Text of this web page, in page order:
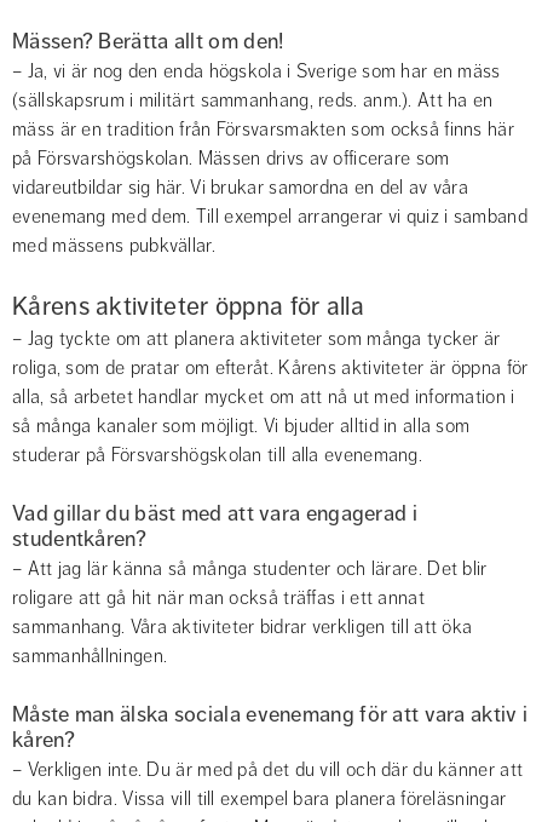
Mässen? Berätta allt om den!
– Ja, vi är nog den enda högskola i Sverige som har en mäss
(sällskapsrum i militärt sammanhang, reds. anm.). Att ha en
mäss är en tradition från Försvarsmakten som också finns här
på Försvarshögskolan. Mässen drivs av officerare som
vidareutbildar sig här. Vi brukar samordna en del av våra
evenemang med dem. Till exempel arrangerar vi quiz i samband
med mässens pubkvällar.
Kårens aktiviteter öppna för alla
– Jag tyckte om att planera ­aktiviteter som många tycker är
roliga, som de pratar om efteråt. Kårens aktiviteter är öppna för
alla, så arbetet handlar mycket om att nå ut med information i
så många kanaler som möjligt. Vi bjuder alltid in alla som
studerar på Försvarshögskolan till alla evenemang.
Vad gillar du bäst med att vara engagerad i
studentkåren?
– Att jag lär känna så många studenter och lärare. Det blir
roligare att gå hit när man också träffas i ett annat
sammanhang. Våra aktiviteter bidrar verkligen till att öka
sammanhållningen.
Måste man älska sociala evenemang för att vara aktiv i
kåren?
– Verkligen inte. Du är med på det du vill och där du känner att
du kan bidra. Vissa vill till exempel bara planera föreläsningar